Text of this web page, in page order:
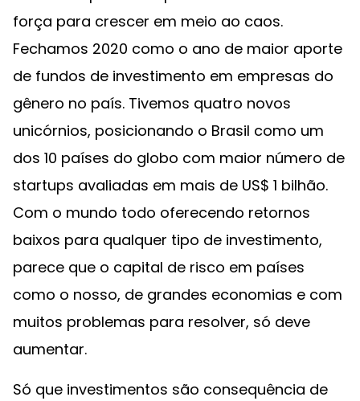
força para crescer em meio ao caos.
Fechamos 2020 como o ano de maior aporte
de fundos de investimento em empresas do
gênero no país. Tivemos quatro novos
unicórnios, posicionando o Brasil como um
dos 10 países do globo com maior número de
startups avaliadas em mais de US$ 1 bilhão.
Com o mundo todo oferecendo retornos
baixos para qualquer tipo de investimento,
parece que o capital de risco em países
como o nosso, de grandes economias e com
muitos problemas para resolver, só deve
aumentar.
Só que investimentos são consequência de